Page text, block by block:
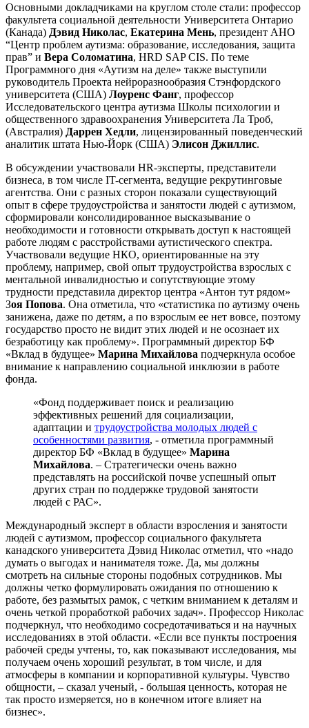
Основными докладчиками на круглом столе стали: профессор
факультета социальной деятельности Университета Онтарио
(Канада) Дэвид Николас, Екатерина Мень, президент АНО
“Центр проблем аутизма: образование, исследования, защита
прав” и Вера Соломатина, HRD SAP CIS. По теме
Программного дня «Аутизм на деле» также выступили
руководитель Проекта нейроразнообразия Стэнфордского
университета (США) Лоуренс Фанг, профессор
Исследовательского центра аутизма Школы психологии и
общественного здравоохранения Университета Ла Троб,
(Австралия) Даррен Хедли, лицензированный поведенческий
аналитик штата Нью-Йорк (США) Элисон Джиллис.
В обсуждении участвовали HR-эксперты, представители
бизнеса, в том числе IT-сегмента, ведущие рекрутинговые
агентства. Они с разных сторон показали существующий
опыт в сфере трудоустройства и занятости людей с аутизмом,
сформировали консолидированное высказывание о
необходимости и готовности открывать доступ к настоящей
работе людям с расстройствами аутистического спектра.
Участвовали ведущие НКО, ориентированные на эту
проблему, например, свой опыт трудоустройства взрослых с
ментальной инвалидностью и сопутствующие этому
трудности представила директор центра «Антон тут рядом»
Зоя Попова. Она отметила, что «статистика по аутизму очень
занижена, даже по детям, а по взрослым ее нет вовсе, поэтому
государство просто не видит этих людей и не осознает их
безработицу как проблему». Программный директор БФ
«Вклад в будущее» Марина Михайлова подчеркнула особое
внимание к направлению социальной инклюзии в работе
фонда.
«Фонд поддерживает поиск и реализацию
эффективных решений для социализации,
адаптации и трудоустройства молодых людей с
особенностями развития, - отметила программный
директор БФ «Вклад в будущее» Марина
Михайлова. – Стратегически очень важно
представлять на российской почве успешный опыт
других стран по поддержке трудовой занятости
людей с РАС».
Международный эксперт в области взросления и занятости
людей с аутизмом, профессор социального факультета
канадского университета Дэвид Николас отметил, что «надо
думать о выгодах и нанимателя тоже. Да, мы должны
смотреть на сильные стороны подобных сотрудников. Мы
должны четко формулировать ожидания по отношению к
работе, без размытых рамок, с четким вниманием к деталям и
очень четкой проработкой рабочих задач». Профессор Николас
подчеркнул, что необходимо сосредотачиваться и на научных
исследованиях в этой области. «Если все пункты построения
рабочей среды учтены, то, как показывают исследования, мы
получаем очень хороший результат, в том числе, и для
атмосферы в компании и корпоративной культуры. Чувство
общности, – сказал ученый, - большая ценность, которая не
так просто измеряется, но в конечном итоге влияет на
бизнес».